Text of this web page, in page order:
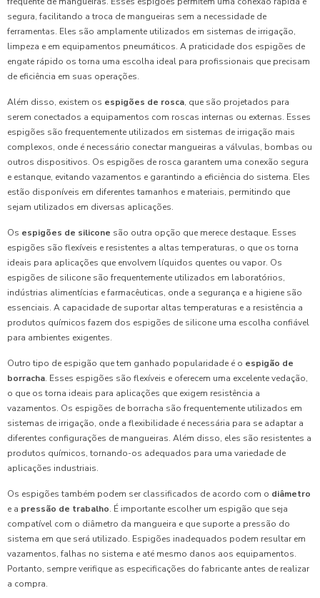
segura, facilitando a troca de mangueiras sem a necessidade de
ferramentas. Eles são amplamente utilizados em sistemas de irrigação,
limpeza e em equipamentos pneumáticos. A praticidade dos espigões de
engate rápido os torna uma escolha ideal para profissionais que precisam
de eficiência em suas operações.
Além disso, existem os espigões de rosca, que são projetados para
serem conectados a equipamentos com roscas internas ou externas. Esses
espigões são frequentemente utilizados em sistemas de irrigação mais
complexos, onde é necessário conectar mangueiras a válvulas, bombas ou
outros dispositivos. Os espigões de rosca garantem uma conexão segura
e estanque, evitando vazamentos e garantindo a eficiência do sistema. Eles
estão disponíveis em diferentes tamanhos e materiais, permitindo que
sejam utilizados em diversas aplicações.
Os espigões de silicone são outra opção que merece destaque. Esses
espigões são flexíveis e resistentes a altas temperaturas, o que os torna
ideais para aplicações que envolvem líquidos quentes ou vapor. Os
espigões de silicone são frequentemente utilizados em laboratórios,
indústrias alimentícias e farmacêuticas, onde a segurança e a higiene são
essenciais. A capacidade de suportar altas temperaturas e a resistência a
produtos químicos fazem dos espigões de silicone uma escolha confiável
para ambientes exigentes.
Outro tipo de espigão que tem ganhado popularidade é o espigão de
borracha. Esses espigões são flexíveis e oferecem uma excelente vedação,
o que os torna ideais para aplicações que exigem resistência a
vazamentos. Os espigões de borracha são frequentemente utilizados em
sistemas de irrigação, onde a flexibilidade é necessária para se adaptar a
diferentes configurações de mangueiras. Além disso, eles são resistentes a
produtos químicos, tornando-os adequados para uma variedade de
aplicações industriais.
Os espigões também podem ser classificados de acordo com o diâmetro
e a pressão de trabalho. É importante escolher um espigão que seja
compatível com o diâmetro da mangueira e que suporte a pressão do
sistema em que será utilizado. Espigões inadequados podem resultar em
vazamentos, falhas no sistema e até mesmo danos aos equipamentos.
Portanto, sempre verifique as especificações do fabricante antes de realizar
a compra.